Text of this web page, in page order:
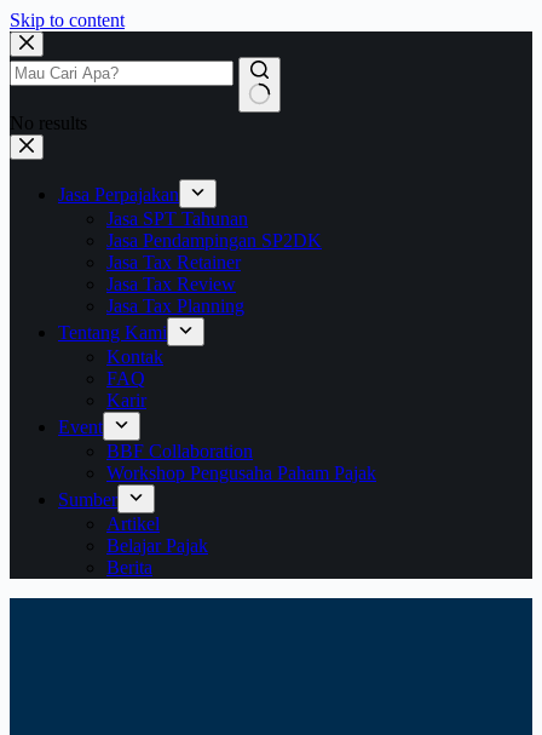
Skip to content
No results
Jasa Perpajakan
Jasa SPT Tahunan
Jasa Pendampingan SP2DK
Jasa Tax Retainer
Jasa Tax Review
Jasa Tax Planning
Tentang Kami
Kontak
FAQ
Karir
Event
BBF Collaboration
Workshop Pengusaha Paham Pajak
Sumber
Artikel
Belajar Pajak
Berita